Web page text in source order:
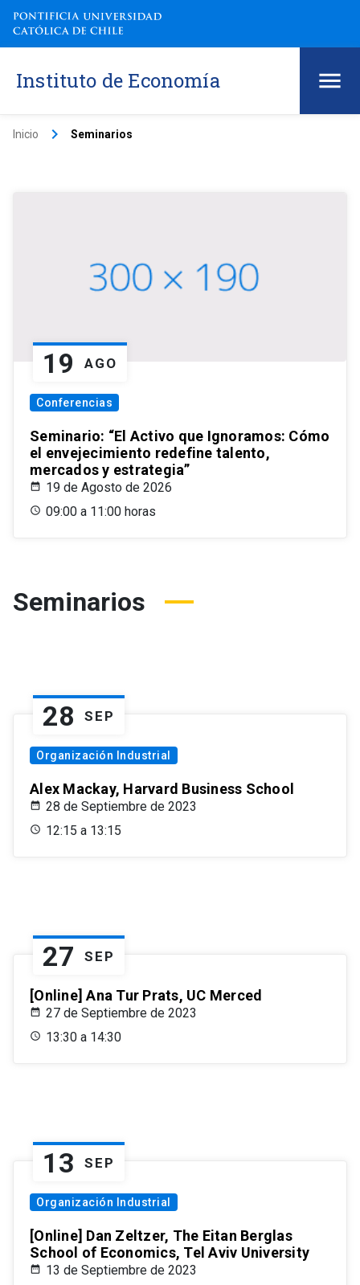
Instituto de Economía
Inicio keyboard_arrow_right Seminarios
19 AGO
Conferencias
Seminario: “El Activo que Ignoramos: Cómo
el envejecimiento redefine talento,
mercados y estrategia”
19 de Agosto de 2026
09:00 a 11:00 horas
Seminarios
28 SEP
Organización Industrial
Alex Mackay, Harvard Business School
28 de Septiembre de 2023
12:15 a 13:15
27 SEP
[Online] Ana Tur Prats, UC Merced
27 de Septiembre de 2023
13:30 a 14:30
13 SEP
Organización Industrial
[Online] Dan Zeltzer, The Eitan Berglas
School of Economics, Tel Aviv University
13 de Septiembre de 2023